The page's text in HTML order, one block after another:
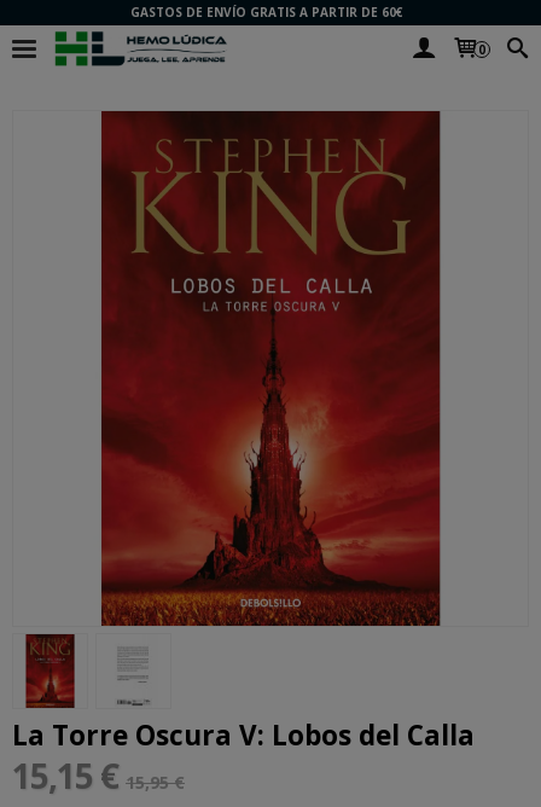
GASTOS DE ENVÍO GRATIS A PARTIR DE 60€
0
La Torre Oscura V: Lobos del Calla
15,15 € 15,95 €